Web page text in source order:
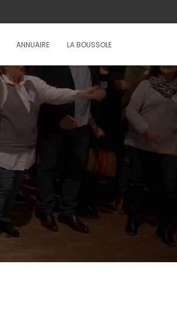
ANNUAIRE LA BOUSSOLE